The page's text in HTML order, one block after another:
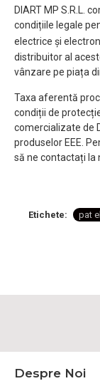
DIART MP S.R.L.
condițiile legale
electrice și
distribuitor al
vânzare pe piața
Taxa aferentă
condiții de
comercializate de
produselor EEE.
să ne contactați la
Etichete: pat
Despre Noi